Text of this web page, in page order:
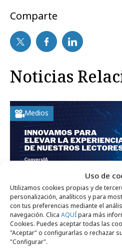
Uso de
Utilizamos cookies propias y de
personalización, analíticos y para
con tus preferencias mediante el
navegación. Clica AQUÍpara más
Cookies. Puedes aceptar todas las
"Aceptar" o configurarlas o rechazar
"Configurar".
Comparte
Noticias
Medios
jueves, 4 de junio 2026